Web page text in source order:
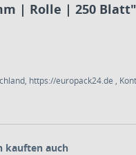
| Rolle | 250 Blatt"
https://europack24.de ,
kauften auch